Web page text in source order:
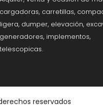
cargadoras, carretillas,
ligera, dumper, elevación,
generadores, implementos,
telescopicas.
reservados